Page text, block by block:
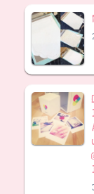
Hier